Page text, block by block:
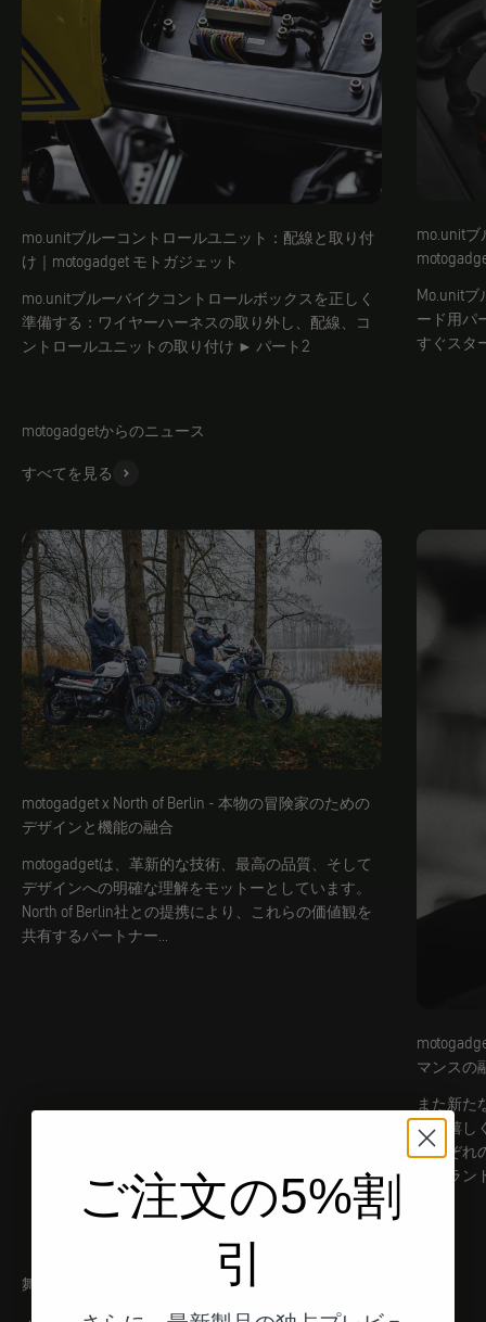
mo.unitブルーコントロールユニット：配線と取り付
け｜motogadget モトガジェット
mo.unitブルーバイクコントロールボックスを正しく
準備する：ワイヤーハーネスの取り外し、配線、コ
ントロールユニットの取り付け ► パート2
mo.unit
Mo.unit
ード用パ
すぐスタ
motogadgetからのニュース
すべてを見る
motogadget x North of Berlin - 本物の冒険家のための
デザインと機能の融合
motogadgetは、革新的な技術、最高の品質、そして
デザインへの明確な理解をモットーとしています。
North of Berlin社との提携により、これらの価値観を
共有するパートナー...
マンスの
また新た
とを嬉し
それぞれ
ツブラ
舞台裏
ご注文の5%割
引